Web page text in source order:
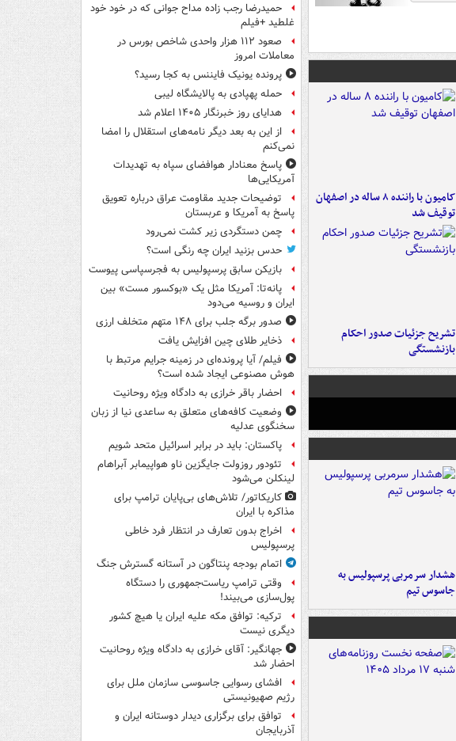
کامیون با راننده ۸ ساله در اصفهان
توقیف شد
تشریح جزئیات صدور احکام
بازنشستگی
هشدار سرمربی پرسپولیس به
جاسوس تیم
حمیدرضا رجب زاده مداح جوانی که در خود خود
غلطید +فیلم
صعود ۱۱۲ هزار واحدی شاخص بورس در
معاملات امروز
پرونده یونیک فایننس به کجا رسید؟
حمله پهپادی به پالایشگاه لیبی
هدایای روز خبرنگار ۱۴۰۵ اعلام شد
از این به بعد دیگر نامه‌های استقلال را امضا
نمی‌کنم
پاسخ معنادار هوافضای سپاه به تهدیدات
آمریکایی‌ها
توضیحات جدید مقاومت عراق درباره تعویق
پاسخ به آمریکا و عربستان
چمن دستگردی زیر کشت نمی‌رود
حدس بزنید ایران چه رنگی است؟
بازیکن سابق پرسپولیس به فجرسپاسی پیوست
پانه‌تا: آمریکا مثل یک «بوکسور مست» بین
ایران و روسیه می‌دود
صدور برگه جلب برای ۱۴۸ متهم متخلف ارزی
ذخایر طلای چین افزایش یافت
فیلم/ آیا پرونده‌ای در زمینه جرایم مرتبط با
هوش مصنوعی ایجاد شده است؟
احضار باقر خرازی به دادگاه ویژه روحانیت
وضعیت کافه‌های متعلق به ساعدی نیا از زبان
سخنگوی عدلیه
پاکستان: باید در برابر اسرائیل متحد شویم
تئودور روزولت جایگزین ناو هواپیمابر آبراهام
لینکلن می‌شود
کاریکاتور/ تلاش‌های بی‌پایان ترامپ برای
مذاکره با ایران
اخراج بدون تعارف در انتظار فرد خاطی
پرسپولیس
اتمام بودجه پنتاگون در آستانه گسترش جنگ
وقتی ترامپ ریاست‌جمهوری را دستگاه
پول‌سازی می‌بیند!
ترکیه: توافق مکه علیه ایران یا هیچ کشور
دیگری نیست
جهانگیر: آقای خرازی به دادگاه ویژه روحانیت
احضار شد
افشای رسوایی جاسوسی سازمان ملل برای
رژیم صهیونیستی
توافق برای برگزاری دیدار دوستانه ایران و
آذربایجان